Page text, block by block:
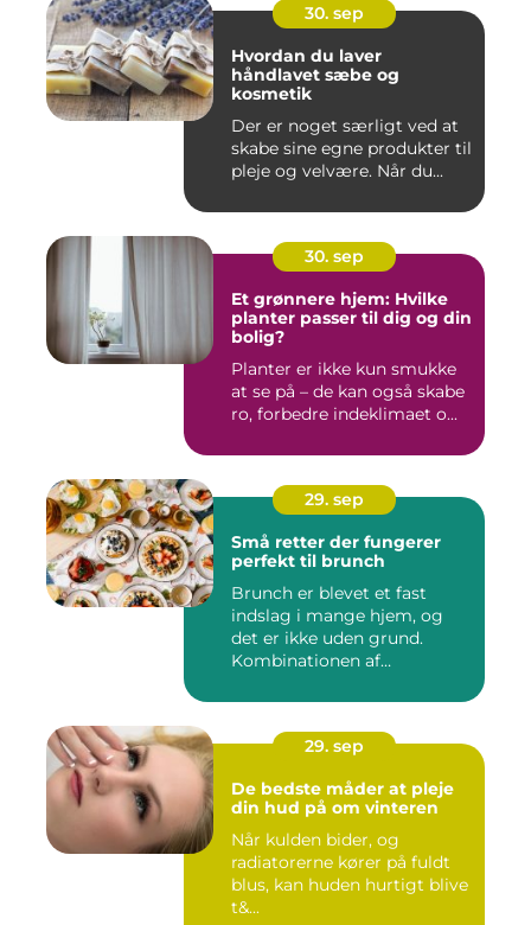
30. sep
Hvordan du laver
håndlavet sæbe og
kosmetik
Der er noget særligt ved at
skabe sine egne produkter til
pleje og velvære. Når du...
30. sep
Et grønnere hjem: Hvilke
planter passer til dig og din
bolig?
Planter er ikke kun smukke
at se på – de kan også skabe
ro, forbedre indeklimaet o...
29. sep
Små retter der fungerer
perfekt til brunch
Brunch er blevet et fast
indslag i mange hjem, og
det er ikke uden grund.
Kombinationen af
29. sep
De bedste måder at pleje
din hud på om vinteren
Når kulden bider, og
radiatorerne kører på fuldt
blus, kan huden hurtigt blive
t&...